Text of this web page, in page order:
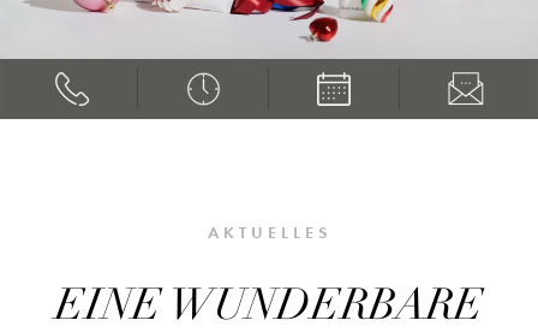
AKTUELLES
EINE WUNDERBARE